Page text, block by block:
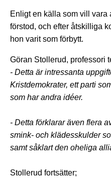
Enligt en källa som vill vara
förstod, och efter åtskilliga
hon varit som förbytt.
Göran Stollerud, professori
- Detta är intressanta
Kristdemokrater, ett parti
som har andra idéer.
- Detta förklarar även flera
smink- och klädesskulder
samt såklart den oheliga
Stollerud fortsätter;